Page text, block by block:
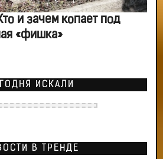
и зачем копает под
«фишка»
ИСКАЛИ
В ТРЕНДЕ